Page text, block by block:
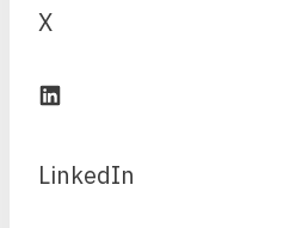
X
LinkedIn